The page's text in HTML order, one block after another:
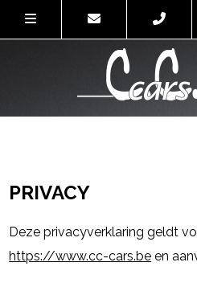
PRIVACY
Deze privacyverklaring geldt
https://www.cc-cars.be en